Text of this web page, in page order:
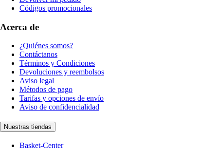
Códigos promocionales
Acerca de
¿Quiénes somos?
Contáctanos
Términos y Condiciones
Devoluciones y reembolsos
Aviso legal
Métodos de pago
Tarifas y opciones de envío
Aviso de confidencialidad
Nuestras tiendas
Basket-Center